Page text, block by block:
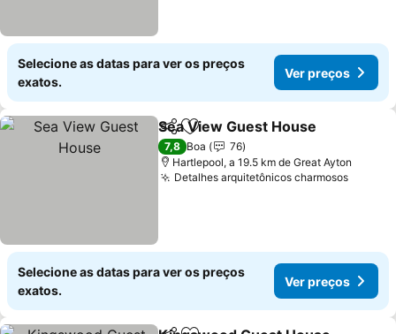
Selecione as datas para ver os preços
exatos.
Ver preços
PartilharAdicionar aos favoritos
Sea View Guest House
7,8 Boa
76
Hartlepool, a 19.5 km de Great Ayton
Detalhes arquitetônicos charmosos
Selecione as datas para ver os preços
exatos.
Ver preços